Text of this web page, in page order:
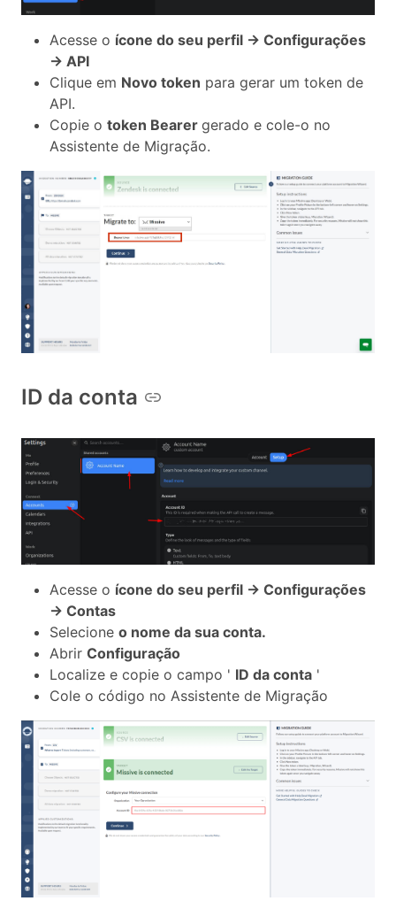
Acesse o ícone do seu perfil → Configurações
→ API
Clique em Novo token para gerar um token de
API.
Copie o token Bearer gerado e cole-o no
Assistente de Migração.
ID da conta
Acesse o ícone do seu perfil → Configurações
→ Contas
Selecione o nome da sua conta.
Abrir Configuração
Localize e copie o campo ' ID da conta '
Cole o código no Assistente de Migração